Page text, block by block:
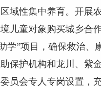
域性集中养育。开展
儿童对象购买城乡合
学”项目，确保救治
保护机构和龙川、紫
员会专人专岗设置，